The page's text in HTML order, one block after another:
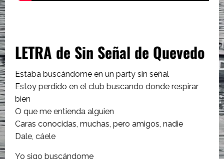
LETRA de Sin Señal de Quevedo
Estaba buscándome en un party sin señal
Estoy perdido en el club buscando donde respirar
bien
O que me entienda alguien
Caras conocidas, muchas, pero amigos, nadie
Dale, cáele
Yo sigo buscándome